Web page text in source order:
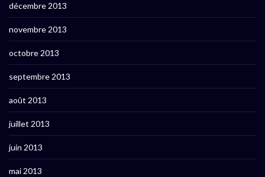
décembre 2013
novembre 2013
octobre 2013
septembre 2013
août 2013
juillet 2013
juin 2013
mai 2013